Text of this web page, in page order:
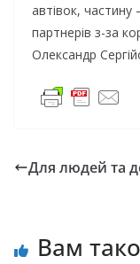
автівок,
партнерів з-за
Олександр
Для людей та
Вам